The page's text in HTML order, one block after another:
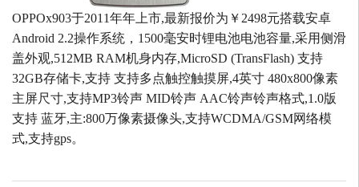
OPPOx903于2011年年上市,最新报价为￥2498元搭载安卓
Android 2.2操作系统，1500毫安时锂电池电池容量,采用侧滑
盖外观,512MB RAM机身内存,MicroSD (TransFlash) 支持
32GB存储卡,支持 支持多点触控触摸屏,4英寸 480x800像素
主屏尺寸,支持MP3铃声 MID铃声 AAC铃声铃声格式,1.0版
支持 蓝牙,主:800万像素摄像头,支持WCDMA/GSM网络模
式,支持gps。